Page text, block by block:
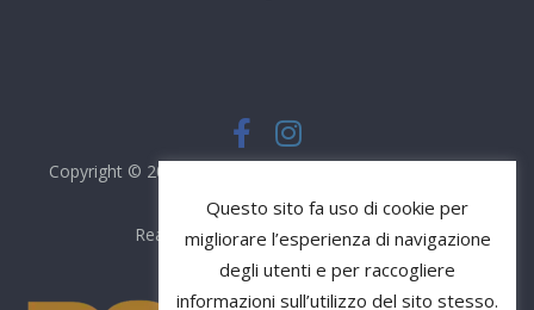
Copyright © 2026
Realizzato daDS Comunicazione
Questo sito fa uso di cookie per
migliorare l’esperienza di navigazione
degli utenti e per raccogliere
informazioni sull’utilizzo del sito stesso.